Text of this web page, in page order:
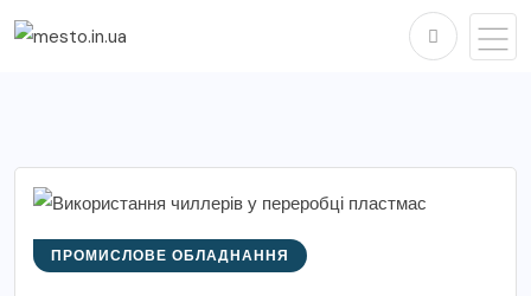
ПРОМИСЛОВЕ ОБЛАДНАННЯ